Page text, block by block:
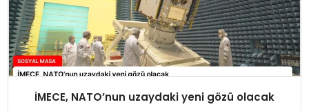
İMECE, NATO’nun uzaydaki yeni gözü olacak